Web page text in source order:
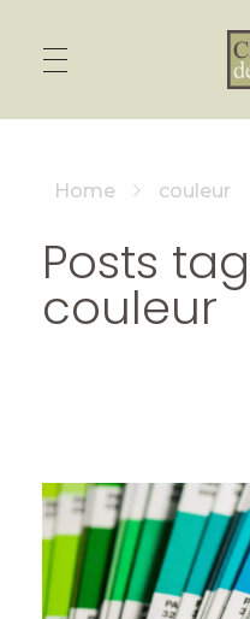
Home couleur
Posts
couleur